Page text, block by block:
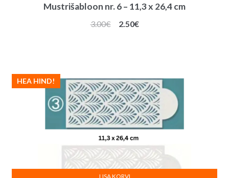
Mustrišabloon nr. 6 – 11,3 x 26,4 cm
3.00€
Algne
2.50€Praegune
HEA HIND!
LISA KORVI